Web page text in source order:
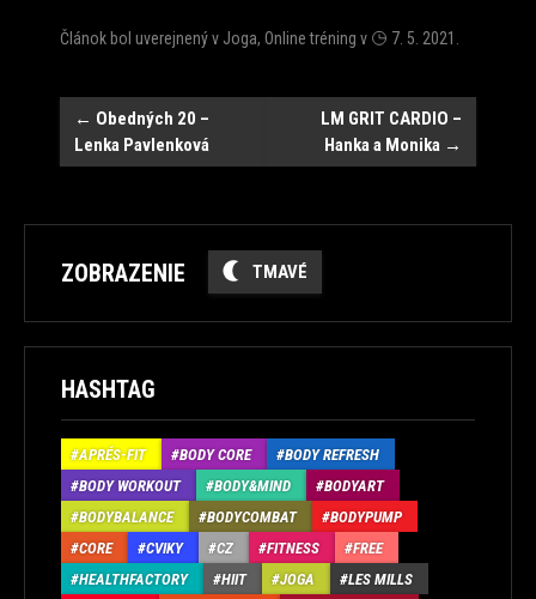
Článok bol uverejnený v Joga, Online tréning v 7. 5. 2021
Post
navigation
← Obedných 20 –
Lenka Pavlenková
LM GRIT CARDIO –
Hanka a Monika →
ZOBRAZENIE TMAVÉ
HASHTAG
APRÉS-FIT BODY CORE
BODY REFRESH
BODY WORKOUT
BODY&MIND
BODYART
BODYBALANCE
BODYCOMBAT
BODYPUMP
CORE
CVIKY CZ FITNESS
FREE
HEALTHFACTORY
HIIT JOGA
LES MILLS